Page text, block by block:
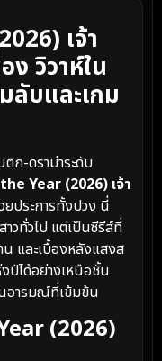
เจ้า
วิวาห์ใน
ลับและเกม
ก-ดราม่าระดับ
Year (2026) เจ้า
ประการทั้งปวง นี่
วทั่วไป แต่เป็นซีรีส์ที่
น และเบื้องหลังแสงส
ปีได้อย่างเหนือชั้น
อารมณ์ที่เข้มข้น
(2026)